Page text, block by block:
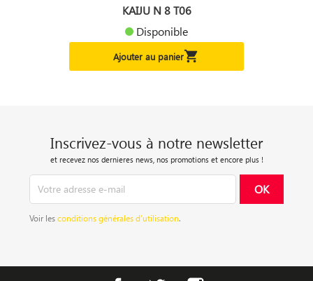
KAIJU N 8 T06
Disponible
Ajouter au panier
Inscrivez-vous à notre newsletter
et recevez nos dernieres news, nos promotions et encore plus !
Voir lesconditions générales d’utilisation.